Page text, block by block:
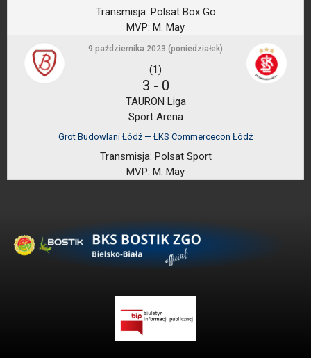
Transmisja: Polsat Box Go
MVP: M. May
9 października 2023 (poniedziałek)
(1)
3 - 0
TAURON Liga
Sport Arena
Grot Budowlani Łódź — ŁKS Commercecon Łódź
Transmisja: Polsat Sport
MVP: M. May